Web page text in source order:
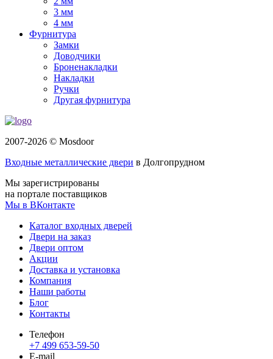
3 мм
4 мм
Фурнитура
Замки
Доводчики
Броненакладки
Накладки
Ручки
Другая фурнитура
2007-2026 © Mosdoor
Входные металлические двери в Долгопрудном
Мы зарегистрированы
на портале поставщиков
Мы в ВКонтакте
Каталог входных дверей
Двери на заказ
Двери оптом
Акции
Доставка и установка
Компания
Наши работы
Блог
Контакты
Телефон
+7 499 653-59-50
E-mail